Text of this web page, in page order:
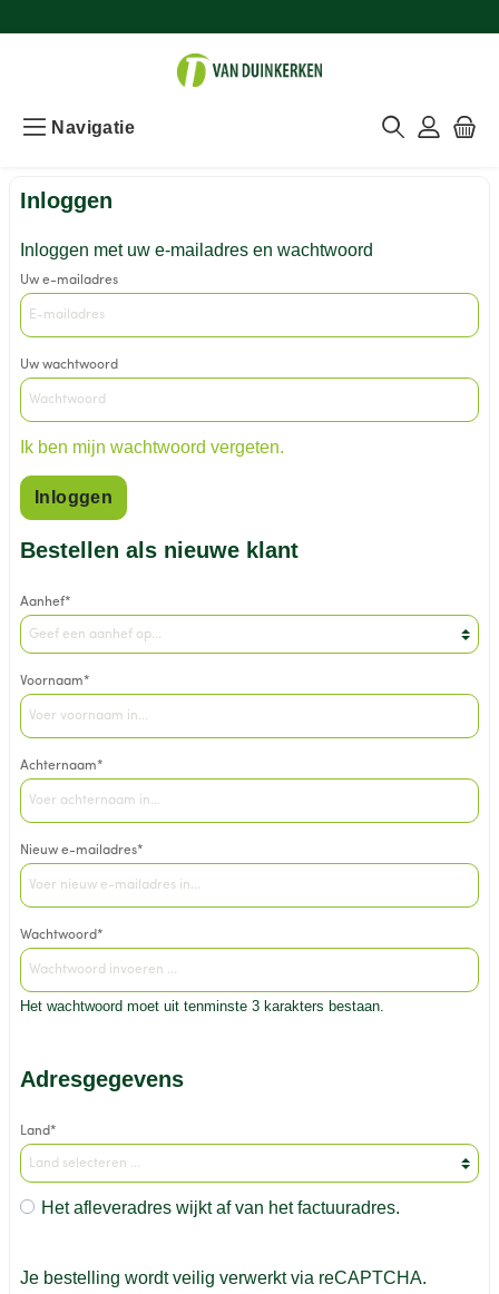
Navigatie
Inloggen
Inloggen met uw e-mailadres en wachtwoord
Uw e-mailadres
Uw wachtwoord
Ik ben mijn wachtwoord vergeten.
Inloggen
Bestellen als nieuwe klant
Aanhef*
Voornaam*
Achternaam*
Nieuw e-mailadres*
Wachtwoord*
Het wachtwoord moet uit tenminste 3 karakters bestaan.
Adresgegevens
Land*
Het afleveradres wijkt af van het factuuradres.
Je bestelling wordt veilig verwerkt via reCAPTCHA.